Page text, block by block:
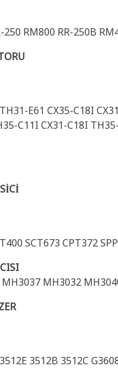
250 RM800 RR-250B
E61 CX35-C18I
C11I CX31-C18I
SCT673 CPT372
MH3032
3512B 3512C